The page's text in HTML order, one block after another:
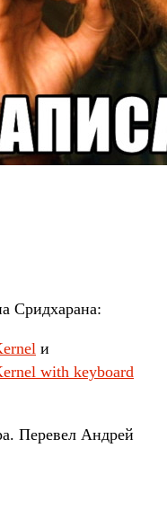
Сридхарана:
и
with keyboard
Перевел Андрей